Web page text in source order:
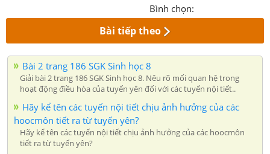
Bình chọn:
Bài tiếp theo
Bài 2 trang 186 SGK Sinh học 8
Giải bài 2 trang 186 SGK Sinh học 8. Nêu rõ mối quan hệ trong
hoạt động điều hòa của tuyến yên đối với các tuyến nội tiết..
Hãy kể tên các tuyến nội tiết chịu ảnh hưởng của các
hoocmôn tiết ra từ tuyến yên?
Hãy kể tên các tuyến nội tiết chịu ảnh hưởng của các hoocmôn
tiết ra từ tuyến yên?